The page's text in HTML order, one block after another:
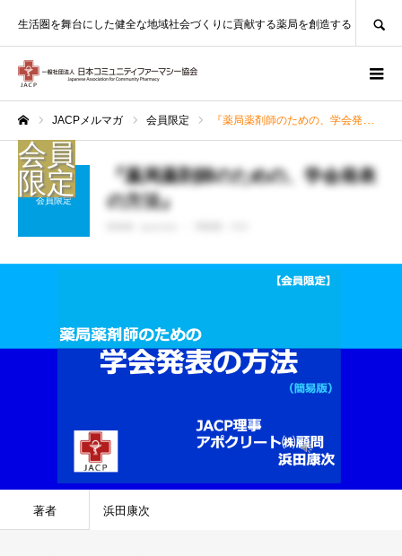
生活圏を舞台にした健全な地域社会づくりに貢献する薬局を創造する
JACPメルマガ 会員限定 『薬局薬剤師のための、学会発表の方法』
会員限定
『薬局薬剤師のための、学会発表
の方法』
著者 浜田康次